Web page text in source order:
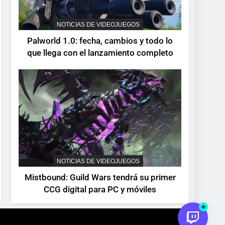
devuelve el espectáculo
de la conducción
acrobática a PS5, Xbox
Series X|S y PC
NOTICIAS DE VIDEOJUEGOS
NOTICIAS DE VIDEOJUEGOS
Palworld 1.0: fecha, cambios y todo lo
que llega con el lanzamiento completo
NOTICIAS DE VIDEOJUEGOS
Mistbound: Guild Wars tendrá su primer
CCG digital para PC y móviles